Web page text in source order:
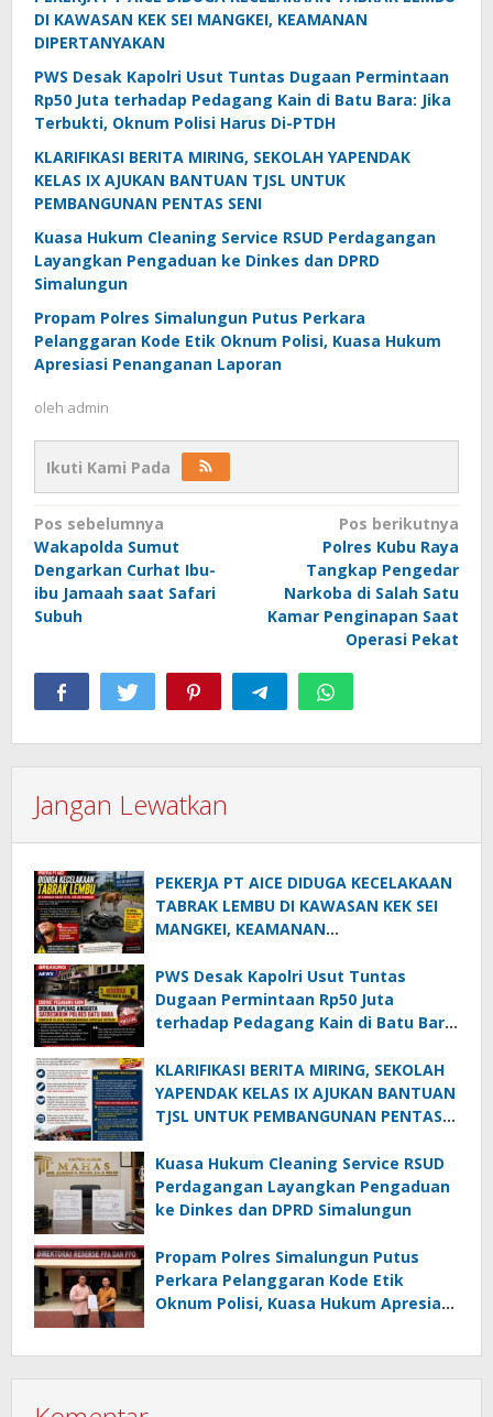
DI KAWASAN KEK SEI MANGKEI, KEAMANAN
DIPERTANYAKAN
PWS Desak Kapolri Usut Tuntas Dugaan Permintaan
Rp50 Juta terhadap Pedagang Kain di Batu Bara: Jika
Terbukti, Oknum Polisi Harus Di-PTDH
KLARIFIKASI BERITA MIRING, SEKOLAH YAPENDAK
KELAS IX AJUKAN BANTUAN TJSL UNTUK
PEMBANGUNAN PENTAS SENI
Kuasa Hukum Cleaning Service RSUD Perdagangan
Layangkan Pengaduan ke Dinkes dan DPRD
Simalungun
Propam Polres Simalungun Putus Perkara
Pelanggaran Kode Etik Oknum Polisi, Kuasa Hukum
Apresiasi Penanganan Laporan
oleh admin
Ikuti Kami Pada
Navigasi
pos
Pos sebelumnya
Wakapolda Sumut
Dengarkan Curhat Ibu-
ibu Jamaah saat Safari
Subuh
Pos berikutnya
Polres Kubu Raya
Tangkap Pengedar
Narkoba di Salah Satu
Kamar Penginapan Saat
Operasi Pekat
Jangan Lewatkan
PEKERJA PT AICE DIDUGA KECELAKAAN
TABRAK LEMBU DI KAWASAN KEK SEI
MANGKEI, KEAMANAN
PWS Desak Kapolri Usut Tuntas
Dugaan Permintaan Rp50 Juta
terhadap Pedagang Kain di Batu Bara:
PTDH
KLARIFIKASI BERITA MIRING, SEKOLAH
YAPENDAK KELAS IX AJUKAN BANTUAN
TJSL UNTUK PEMBANGUNAN PENTAS
Kuasa Hukum Cleaning Service RSUD
Perdagangan Layangkan Pengaduan
ke Dinkes dan DPRD Simalungun
Propam Polres Simalungun Putus
Perkara Pelanggaran Kode Etik
Oknum Polisi, Kuasa Hukum Apresiasi